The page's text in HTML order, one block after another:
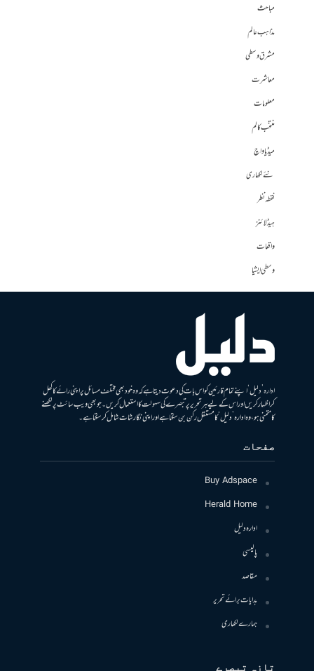
مباحث
مذاہب عالم
مشرق وسطی
معاشرت
معلومات
منتخب کالم
میڈیا واچ
نئے لکھاری
نقطہ نظر
ہیڈلائنز
واقعات
وسطی ایشیا
ادارہ ’دلیل‘ اپنے تمام قارئین کو اس بات کی دعوت دیتا ہے کہ وہ خود بھی مختلف مسائل پر اپنی رائے کا کھل
کر اظہار کریں اور اس کے لیے ہر تحریر پر تبصرے کی سہولت کا استعمال کریں۔ جو بھی ویب سائٹ پر لکھنے
کا متمنی ہو، وہ ادارہ ’دلیل‘ کا مستقل رکن بن سکتا ہے اور اپنی نگارشات شامل کرسکتا ہے۔
صفحات
Buy Adspace
Herald Home
ادارہ دلیل
پالیسی
مقاصد
ہدایات برائے تحریر
ہمارے لکھاری
تازہ تبصرے